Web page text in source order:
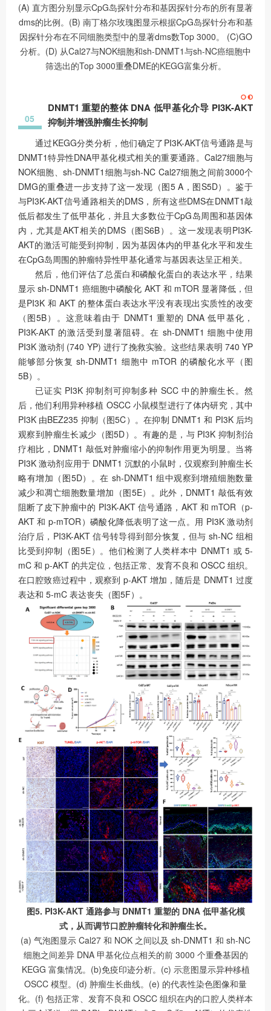
(A) 直方图分别显示CpG岛探针分布和基因探针分布的所有显著
dms的比例。(B) 南丁格尔玫瑰图显示根据CpG岛探针分布和基
因探针分布在不同细胞类型中的显著dms数Top 3000。 (C)GO
分析。(D) 从Cal27与NOK细胞和sh-DNMT1与sh-NC癌细胞中
筛选出的Top 3000重叠DME的KEGG富集分析。
05
DNMT1 重塑的整体 DNA 低甲基化介导 PI3K-AKT
抑制并增强肿瘤生长抑制
通过KEGG分类分析，他们确定了PI3K-AKT信号通路是与
DNMT1特异性DNA甲基化模式相关的重要通路。Cal27细胞与
NOK细胞、sh-DNMT1细胞与sh-NC Cal27细胞之间前3000个
DMG的重叠进一步支持了这一发现（图5 A，图S5D）。鉴于
与PI3K-AKT信号通路相关的DMS，所有这些DMS在DNMT1敲
低后都发生了低甲基化，并且大多数位于CpG岛周围和基因体
内，尤其是AKT相关的DMS（图S6B）。这一发现表明PI3K-
AKT的激活可能受到抑制，因为基因体内的甲基化水平和发生
在CpG岛周围的肿瘤特异性甲基化通常与基因表达呈正相关。
然后，他们评估了总蛋白和磷酸化蛋白的表达水平，结果
显示 sh-DNMT1 癌细胞中磷酸化 AKT 和 mTOR 显著降低，但
是PI3K 和 AKT 的整体蛋白表达水平没有表现出实质性的改变
（图5B）。这意味着由于 DNMT1 重塑的 DNA 低甲基化，
PI3K-AKT 的激活受到显著阻碍。在 sh-DNMT1 细胞中使用
PI3K 激动剂 (740 YP) 进行了挽救实验。这些结果表明 740 YP
能够部分恢复 sh-DNMT1 细胞中 mTOR 的磷酸化水平（图
5B）。
已证实 PI3K 抑制剂可抑制多种 SCC 中的肿瘤生长。然
后，他们利用异种移植 OSCC 小鼠模型进行了体内研究，其中
PI3K 由BEZ235 抑制（图5C）。在抑制 DNMT1 和 PI3K 后均
观察到肿瘤生长减少（图5D）。有趣的是，与 PI3K 抑制剂治
疗相比，DNMT1 敲低对肿瘤缩小的抑制作用更为明显。当将
PI3K 激动剂应用于 DNMT1 沉默的小鼠时，仅观察到肿瘤生长
略有增加（图5D）。在 sh-DNMT1 组中观察到增殖细胞数量
减少和凋亡细胞数量增加（图5E）。此外，DNMT1 敲低有效
阻断了皮下肿瘤中的 PI3K-AKT 信号通路，AKT 和 mTOR（p-
AKT 和 p-mTOR）磷酸化降低表明了这一点。用 PI3K 激动剂
治疗后，PI3K-AKT 信号转导得到部分恢复，但与 sh-NC 组相
比受到抑制（图5E）。他们检测了人类样本中 DNMT1 或 5-
mC 和 p-AKT 的共定位，包括正常、发育不良和 OSCC 组织。
在口腔致癌过程中，观察到 p-AKT 增加，随后是 DNMT1 过度
表达和 5-mC 表达丧失（图5F）。
图5. PI3K-AKT 通路参与 DNMT1 重塑的 DNA 低甲基化模
式，从而调节口腔肿瘤转化和肿瘤生长。
(a) 气泡图显示 Cal27 和 NOK 之间以及 sh-DNMT1 和 sh-NC
细胞之间差异 DNA 甲基化位点相关的前 3000 个重叠基因的
KEGG 富集情况。(b)免疫印迹分析。(c) 示意图显示异种移植
OSCC 模型。(d) 肿瘤生长曲线。(e) 的代表性染色图像和量
化。(f) 包括正常、发育不良和 OSCC 组织在内的口腔人类样本